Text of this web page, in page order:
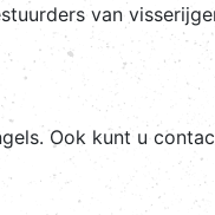
van
Ook kunt u